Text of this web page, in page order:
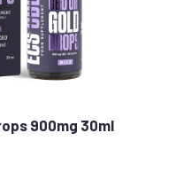
900mg 30ml